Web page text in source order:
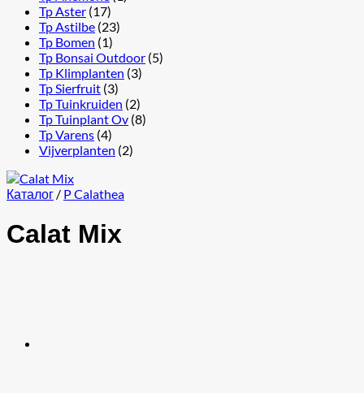
Tp Aster (17)
Tp Astilbe (23)
Tp Bomen (1)
Tp Bonsai Outdoor (5)
Tp Klimplanten (3)
Tp Sierfruit (3)
Tp Tuinkruiden (2)
Tp Tuinplant Ov (8)
Tp Varens (4)
Vijverplanten (2)
Каталог / P Calathea
Calat Mix